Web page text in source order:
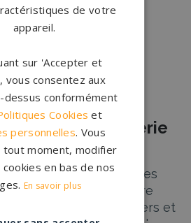
tombales à Morlaix
Agences de
et de Marbrerie
des familles dans les
est au cœur de notre
Nos partenaires marbriers et
de votre
appareil.
sur 'Accepter et
vous consentez aux
dessus conformément
Cookies et
personnelles. Vous
tout moment, modifier
en bas de nos
En savoir plus